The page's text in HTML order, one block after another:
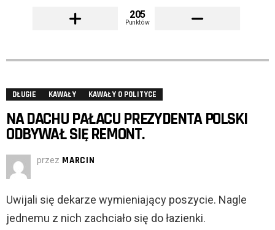
205
Punktów
DŁUGIE KAWAŁY KAWAŁY O POLITYCE
NA DACHU PAŁACU PREZYDENTA POLSKI
ODBYWAŁ SIĘ REMONT.
przez MARCIN
Uwijali się dekarze wymieniający poszycie. Nagle
jednemu z nich zachciało się do łazienki.